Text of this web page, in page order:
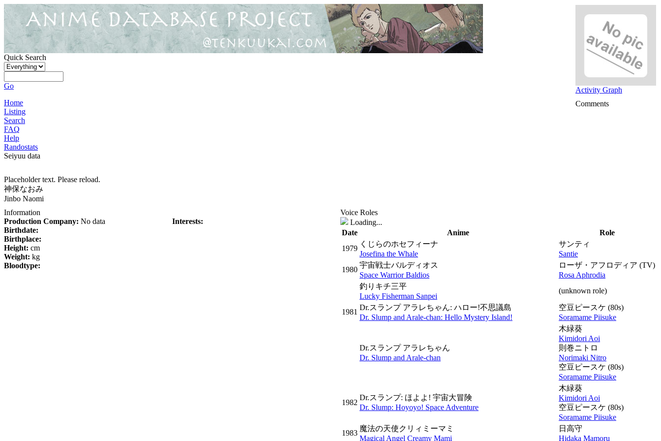
Quick Search
Go
Home
Listing
Search
FAQ
Help
Randostats
Seiyuu data
Placeholder text. Please reload.
神保なおみ
Jinbo Naomi
Information
Production Company: No data
Birthdate:
Birthplace:
Height: cm
Weight: kg
Bloodtype:
Interests:
Voice Roles
Loading...
Date
Anime
Role
1979
くじらのホセフィーナ
Josefina the Whale
サンティ
Santie
1980
宇宙戦士バルディオス
Space Warrior Baldios
ローザ・アフロディア (TV)
Rosa Aphrodia
釣りキチ三平
Lucky Fisherman Sanpei
(unknown role)
1981
Dr.スランプ アラレちゃん: ハロー!不思議島
Dr. Slump and Arale-chan: Hello Mystery Island!
空豆ピースケ (80s)
Soramame Piisuke
Dr.スランプ アラレちゃん
Dr. Slump and Arale-chan
木緑葵
Kimidori Aoi
則巻ニトロ
Norimaki Nitro
空豆ピースケ (80s)
Soramame Piisuke
1982
Dr.スランプ: ほよよ! 宇宙大冒険
Dr. Slump: Hoyoyo! Space Adventure
木緑葵
Kimidori Aoi
空豆ピースケ (80s)
Soramame Piisuke
1983
魔法の天使クリィミーマミ
Magical Angel Creamy Mami
日高守
Hidaka Mamoru
Activity Graph
Comments